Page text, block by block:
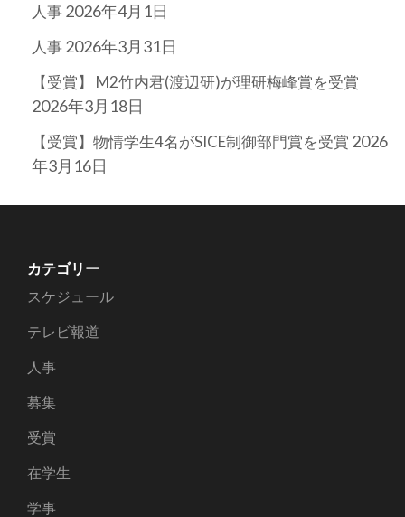
人事2026年4月1日
人事2026年3月31日
【受賞】 M2竹内君(渡辺研)が理研梅峰賞を受賞
2026年3月18日
【受賞】物情学生4名がSICE制御部門賞を受賞 2026
年3月16日
カテゴリー
スケジュール
テレビ報道
人事
募集
受賞
在学生
学事